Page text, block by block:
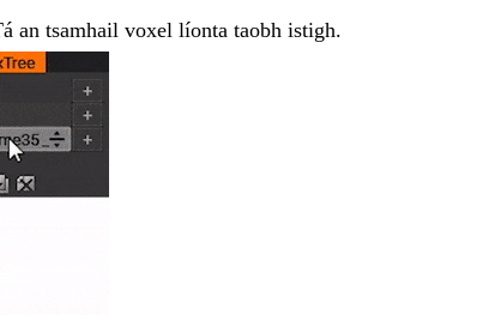
an tsamhail voxel líonta taobh istigh.